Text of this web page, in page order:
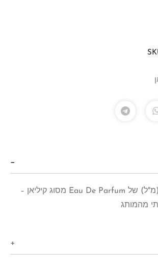
50 :עם נפח כללי (מ"ל) של Eau De Parfum מסוג קיליאן –